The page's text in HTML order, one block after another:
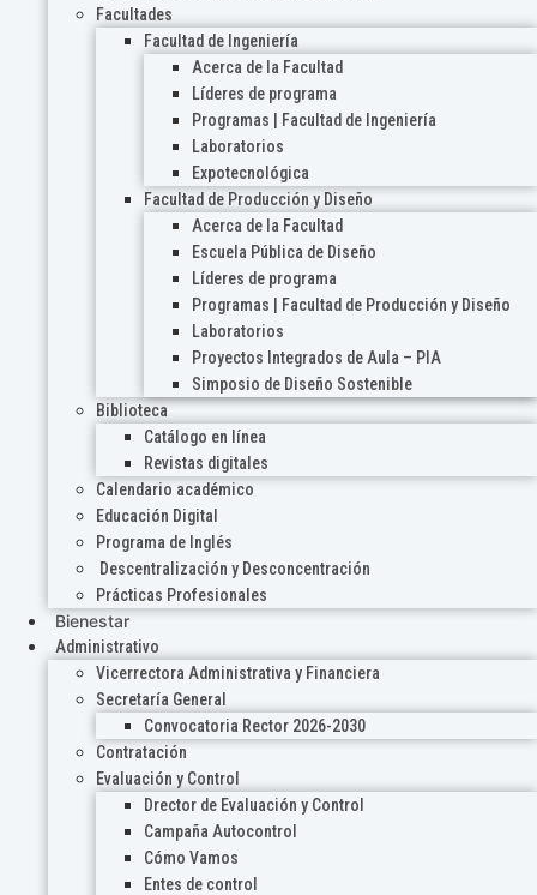
Facultades
Facultad de Ingeniería
Acerca de la Facultad
Líderes de programa
Programas | Facultad de Ingeniería
Laboratorios
Expotecnológica
Facultad de Producción y Diseño
Acerca de la Facultad
Escuela Pública de Diseño
Líderes de programa
Programas | Facultad de Producción y Diseño
Laboratorios
Proyectos Integrados de Aula – PIA
Simposio de Diseño Sostenible
Biblioteca
Catálogo en línea
Revistas digitales
Calendario académico
Educación Digital
Programa de Inglés
Descentralización y Desconcentración
Prácticas Profesionales
Bienestar
Administrativo
Vicerrectora Administrativa y Financiera
Secretaría General
Convocatoria Rector 2026-2030
Contratación
Evaluación y Control
Drector de Evaluación y Control
Campaña Autocontrol
Cómo Vamos
Entes de control